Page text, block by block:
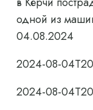
одной из
04.08.2024
2024-08-
2024-08-